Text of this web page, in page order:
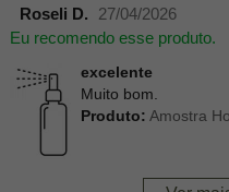
Roseli D.
27/04/2026
Eu recomendo esse produto.
excelente
Muito bom.
Produto: Amostra